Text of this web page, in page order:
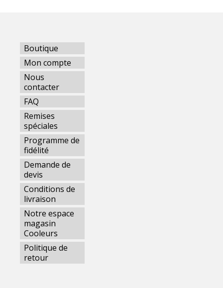
Boutique
Mon compte
Nous
contacter
FAQ
Remises
spéciales
Programme de
fidélité
Demande de
devis
Conditions de
livraison
Notre espace
magasin
Cooleurs
Politique de
retour